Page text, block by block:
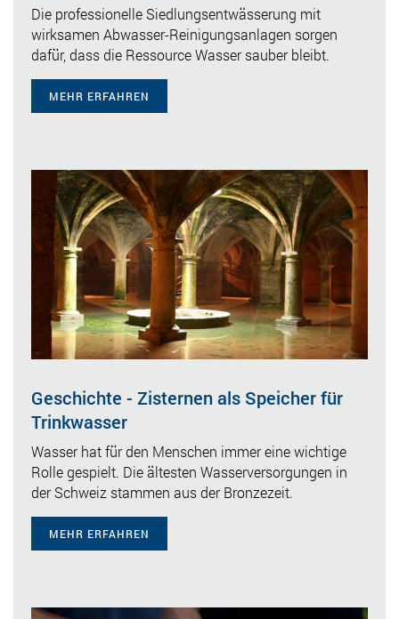
Die professionelle Siedlungsentwässerung mit
wirksamen Abwasser-Reinigungsanlagen sorgen
dafür, dass die Ressource Wasser sauber bleibt.
MEHR ERFAHREN
Geschichte - Zisternen als Speicher für
Trinkwasser
Wasser hat für den Menschen immer eine wichtige
Rolle gespielt. Die ältesten Wasserversorgungen in
der Schweiz stammen aus der Bronzezeit.
MEHR ERFAHREN